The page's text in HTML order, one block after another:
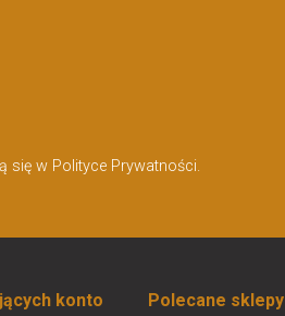
się w Polityce Prywatności.
konto Polecane sklepy